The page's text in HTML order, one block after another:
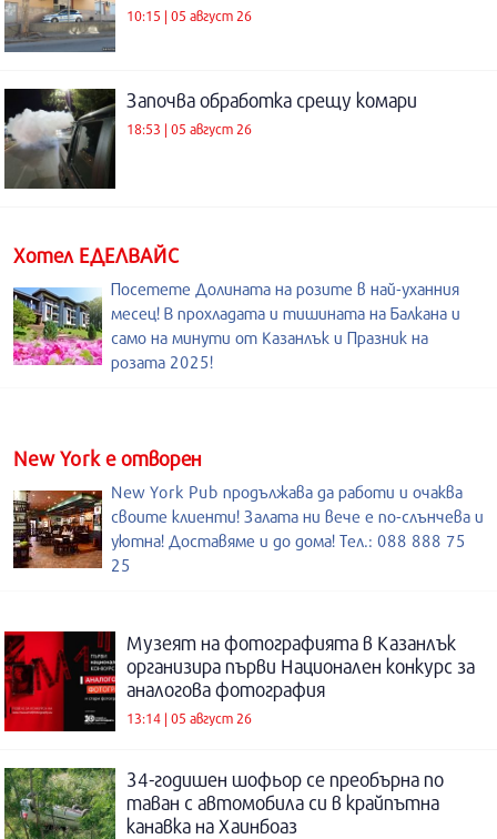
10:15 | 05 август 26
Започва обработка срещу комари
18:53 | 05 август 26
Хотел ЕДЕЛВАЙС
Посетете Долината на розите в най-уханния
месец! В прохладата и тишината на Балкана и
само на минути от Казанлък и Празник на
розата 2025!
New York е отворен
New York Pub продължава да работи и очаква
своите клиенти! Залата ни вече е по-слънчева и
уютна! Доставяме и до дома! Тел.: 088 888 75
25
Музеят на фотографията в Казанлък
организира първи Национален конкурс за
аналогова фотография
13:14 | 05 август 26
34-годишен шофьор се преобърна по
таван с автомобила си в крайпътна
канавка на Хаинбоаз